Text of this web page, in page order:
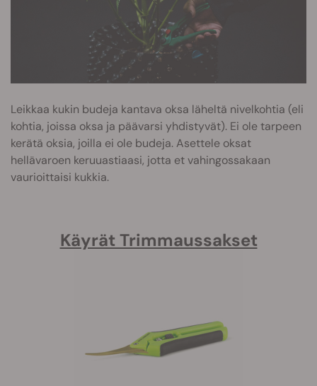
Leikkaa kukin budeja kantava oksa läheltä nivelkohtia (eli
kohtia, joissa oksa ja päävarsi yhdistyvät). Ei ole tarpeen
kerätä oksia, joilla ei ole budeja. Asettele oksat
hellävaroen keruuastiaasi, jotta et vahingossakaan
vaurioittaisi kukkia.
Käyrät Trimmaussakset